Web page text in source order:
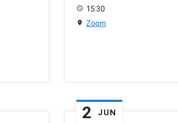
15:30
Zoom
2 JUN